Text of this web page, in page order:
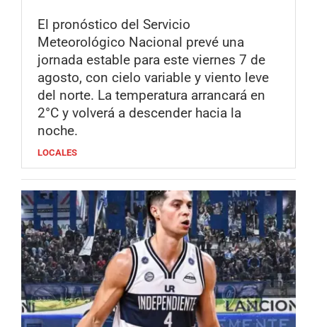
El pronóstico del Servicio
Meteorológico Nacional prevé una
jornada estable para este viernes 7 de
agosto, con cielo variable y viento leve
del norte. La temperatura arrancará en
2°C y volverá a descender hacia la
noche.
LOCALES